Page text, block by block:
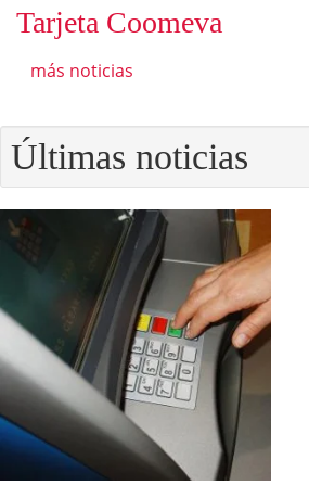
Tarjeta Coomeva
más noticias
Últimas noticias